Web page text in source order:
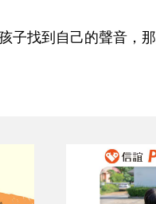
子找到自己的聲音，